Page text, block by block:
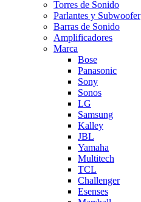
Torres de Sonido
Parlantes y Subwoofer
Barras de Sonido
Amplificadores
Marca
Bose
Panasonic
Sony
Sonos
LG
Samsung
Kalley
JBL
Yamaha
Multitech
TCL
Challenger
Esenses